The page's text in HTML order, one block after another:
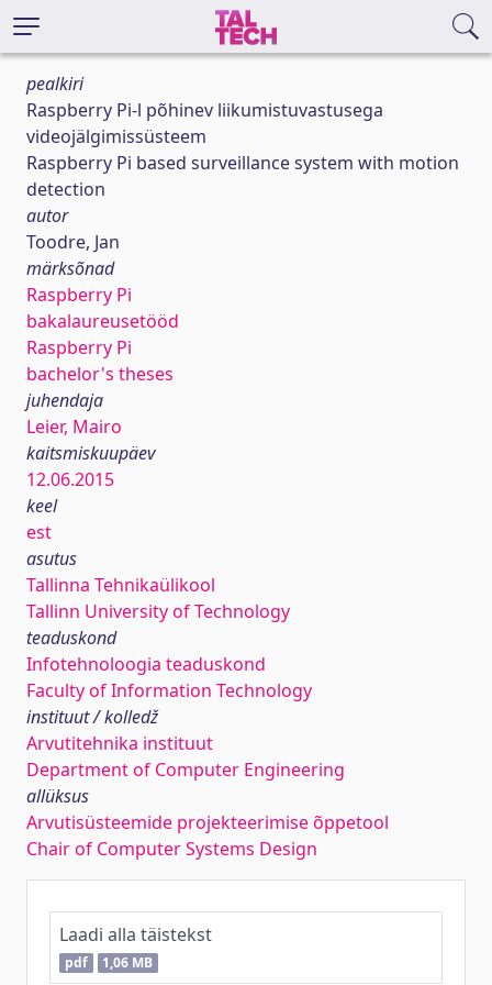
pealkiri
Raspberry Pi-l põhinev liikumistuvastusega
videojälgimissüsteem
Raspberry Pi based surveillance system with motion
detection
autor
Toodre, Jan
märksõnad
Raspberry Pi
bakalaureusetööd
Raspberry Pi
bachelor's theses
juhendaja
Leier, Mairo
kaitsmiskuupäev
12.06.2015
keel
est
asutus
Tallinna Tehnikaülikool
Tallinn University of Technology
teaduskond
Infotehnoloogia teaduskond
Faculty of Information Technology
instituut / kolledž
Arvutitehnika instituut
Department of Computer Engineering
allüksus
Arvutisüsteemide projekteerimise õppetool
Chair of Computer Systems Design
Laadi alla täistekst
pdf 1,06 MB